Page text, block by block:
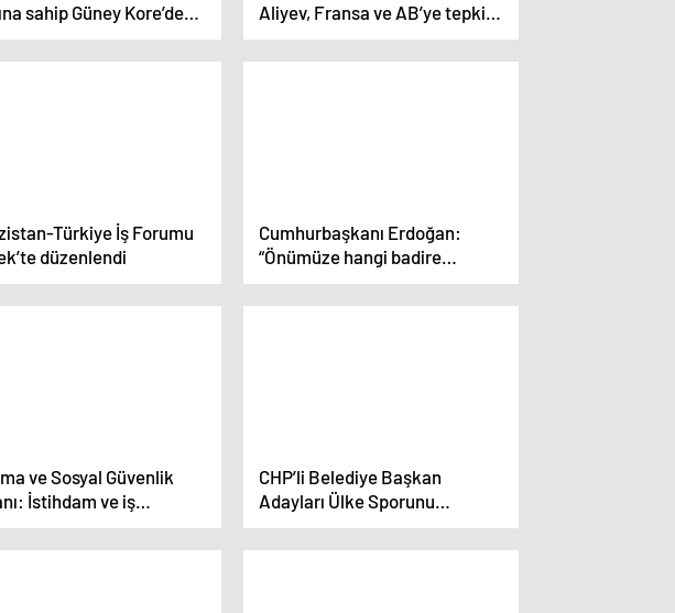
sahip Güney Kore’de
neden çocuk sahibi
Aliyev, Fransa ve AB’ye tepki
gösterdi
Türkiye İş Forumu
düzenlendi
Cumhurbaşkanı Erdoğan:
“Önümüze hangi badire
çıkarsa çıksın ülkemizi
demokrasi ve kalkınma
ve Sosyal Güvenlik
İstihdam ve iş
tarihi zirveleri
CHP’li Belediye Başkan
Adayları Ülke Sporunu
Geliştirecek